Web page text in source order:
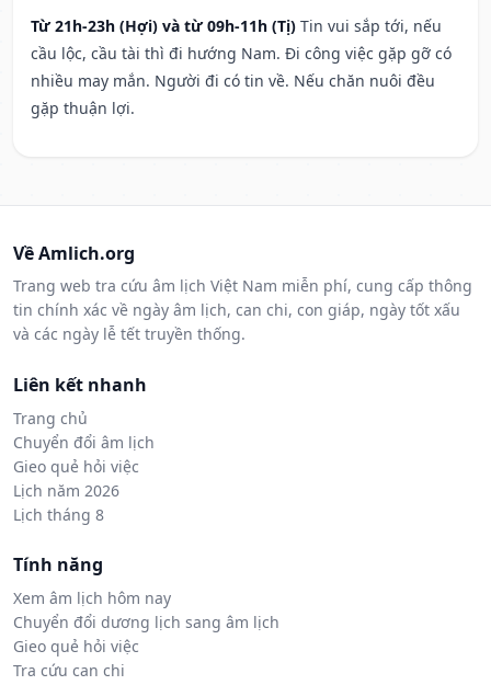
Từ 21h-23h (Hợi) và từ 09h-11h (Tị) Tin vui sắp tới, nếu
cầu lộc, cầu tài thì đi hướng Nam. Đi công việc gặp gỡ có
nhiều may mắn. Người đi có tin về. Nếu chăn nuôi đều
gặp thuận lợi.
Về Amlich.org
Trang web tra cứu âm lịch Việt Nam miễn phí, cung cấp thông
tin chính xác về ngày âm lịch, can chi, con giáp, ngày tốt xấu
và các ngày lễ tết truyền thống.
Liên kết nhanh
Trang chủ
Chuyển đổi âm lịch
Gieo quẻ hỏi việc
Lịch năm 2026
Lịch tháng 8
Tính năng
Xem âm lịch hôm nay
Chuyển đổi dương lịch sang âm lịch
Gieo quẻ hỏi việc
Tra cứu can chi